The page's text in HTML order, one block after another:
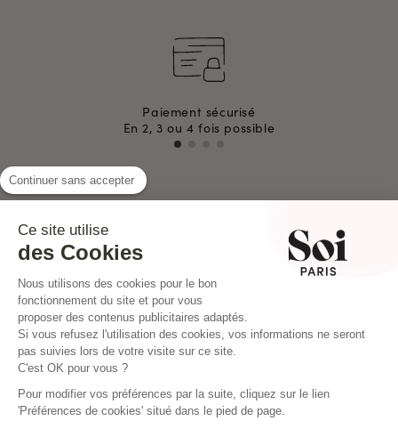
Paiement sécurisé
En 2, 3 ou 4 fois possible
Continuer sans accepter
Ce site utilise
des Cookies
Nous utilisons des cookies pour le bon
fonctionnement du site et pour vous
proposer des contenus publicitaires adaptés.
Si vous refusez l'utilisation des cookies, vos informations ne seront
pas suivies lors de votre visite sur ce site.
C'est OK pour vous ?
Pour modifier vos préférences par la suite, cliquez sur le lien
'Préférences de cookies' situé dans le pied de page.